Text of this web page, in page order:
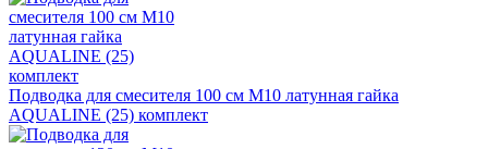
Подводка для смесителя 100 см М10 латунная гайка
AQUALINE (25) комплект